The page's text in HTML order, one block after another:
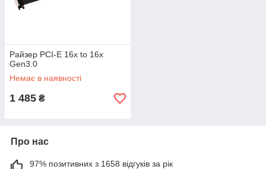
Райзер PCI-E 16x to 16x
Gen3.0
Немає в наявності
1 485 ₴
Про нас
97% позитивних з 1658 відгуків за рік